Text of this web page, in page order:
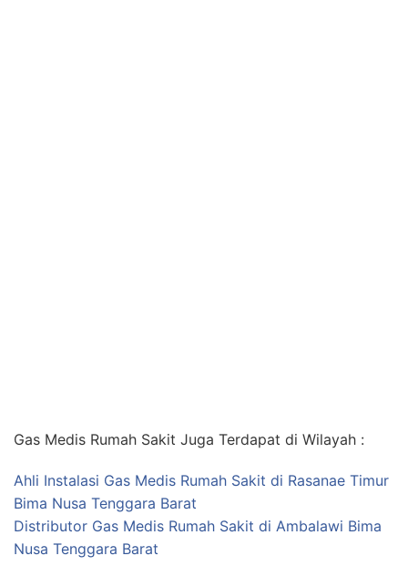
Gas Medis Rumah Sakit Juga Terdapat di Wilayah :
Ahli Instalasi Gas Medis Rumah Sakit di Rasanae Timur
Bima Nusa Tenggara Barat
Distributor Gas Medis Rumah Sakit di Ambalawi Bima
Nusa Tenggara Barat